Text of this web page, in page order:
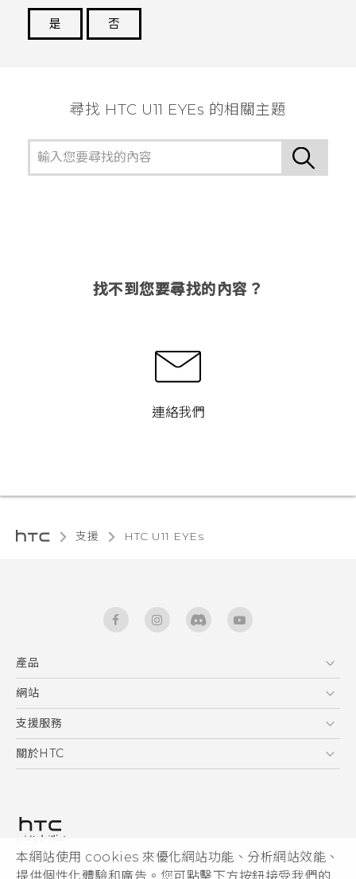
本網站使用 cookies 來優化網站功能、分析網站效能、
是
否
尋找 HTC U11 EYEs 的相關主題
找不到您要尋找的內容？
連絡我們
支援 HTC U11 EYEs‎
產品
5G
智能手機
區塊鍊手機
網站
HTC Dev
HTC Research
支援服務
服務中心
關於HTC
私隱政策
產品安全
© 2011-2026 HTC Corporation